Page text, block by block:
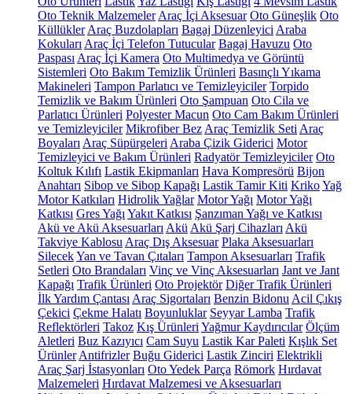
Oto Teknik Malzemeler Araç İçi Aksesuar Oto Güneşlik Oto
Küllükler Araç Buzdolapları Bagaj Düzenleyici Araba
Kokuları Araç İçi Telefon Tutucular Bagaj Havuzu Oto
Paspası Araç İçi Kamera Oto Multimedya ve Görüntü
Sistemleri Oto Bakım Temizlik Ürünleri Basınçlı Yıkama
Makineleri Tampon Parlatıcı ve Temizleyiciler Torpido
Temizlik ve Bakım Ürünleri Oto Şampuan Oto Cila ve
Parlatıcı Ürünleri Polyester Macun Oto Cam Bakım Ürünleri
ve Temizleyiciler Mikrofiber Bez Araç Temizlik Seti Araç
Boyaları Araç Süpürgeleri Araba Çizik Giderici Motor
Temizleyici ve Bakım Ürünleri Radyatör Temizleyiciler Oto
Koltuk Kılıfı Lastik Ekipmanları Hava Kompresörü Bijon
Anahtarı Sibop ve Sibop Kapağı Lastik Tamir Kiti KrikoYağ
Motor Katkıları Hidrolik Yağlar Motor Yağı Motor Yağı
Katkısı Gres Yağı Yakıt Katkısı Şanzıman Yağı ve Katkısı
Akü ve Akü Aksesuarları Akü Akü Şarj Cihazları Akü
Takviye Kablosu Araç Dış Aksesuar Plaka Aksesuarları
SilecekYan ve Tavan Çıtaları Tampon Aksesuarları Trafik
Setleri Oto Brandaları Vinç ve Vinç Aksesuarları Jant ve Jant
Kapağı Trafik Ürünleri Oto Projektör Diğer Trafik Ürünleri
İlk Yardım Çantası Araç Sigortaları Benzin Bidonu Acil Çıkış
Çekici Çekme Halatı Boyunluklar Seyyar Lamba Trafik
Reflektörleri Takoz Kış Ürünleri Yağmur Kaydırıcılar Ölçüm
Aletleri Buz Kazıyıcı Cam Suyu Lastik Kar Paleti Kışlık Set
Ürünler Antifrizler Buğu Giderici Lastik Zinciri Elektrikli
Araç Şarj İstasyonları Oto Yedek Parça Römork Hırdavat
Malzemeleri Hırdavat Malzemesi ve Aksesuarları